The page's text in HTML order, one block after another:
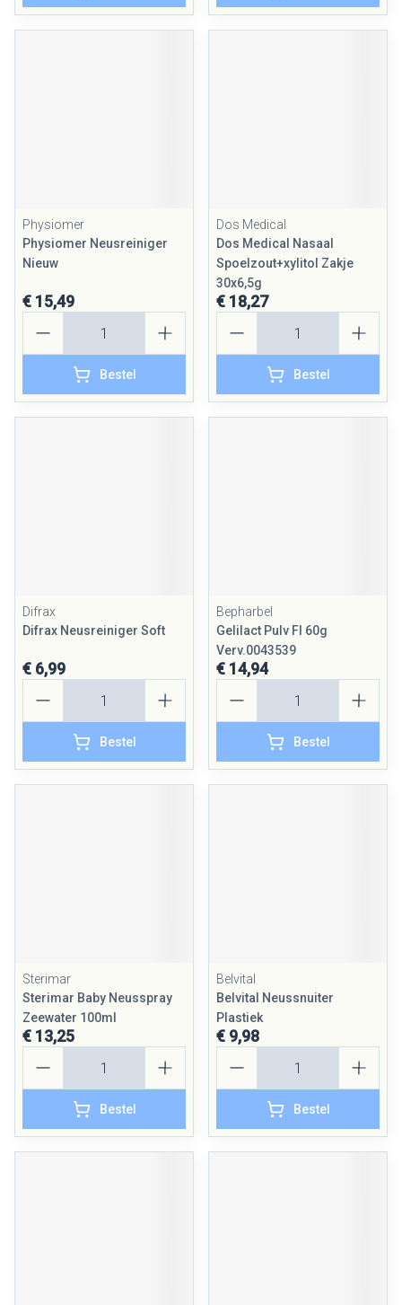
Physiomer
Physiomer Neusreiniger
Nieuw
€ 15,49
Bestel
Dos Medical
Dos Medical Nasaal
Spoelzout+xylitol Zakje
30x6,5g
€ 18,27
Bestel
Difrax
Difrax Neusreiniger Soft
€ 6,99
Bestel
Bepharbel
Gelilact Pulv Fl 60g
Verv.0043539
€ 14,94
Bestel
Sterimar
Sterimar Baby Neusspray
Zeewater 100ml
€ 13,25
Bestel
Belvital
Belvital Neussnuiter
Plastiek
€ 9,98
Bestel